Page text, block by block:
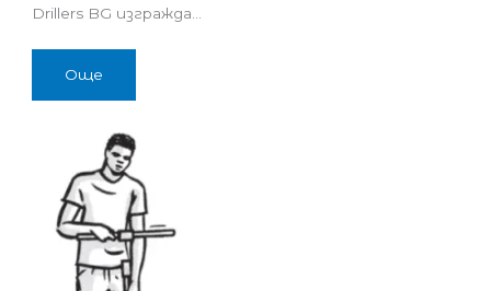
Drillers BG изгражда…
Още